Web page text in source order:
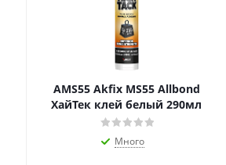
AMS55 Akfix MS55 Allbond
ХайТек клей белый 290мл
Много